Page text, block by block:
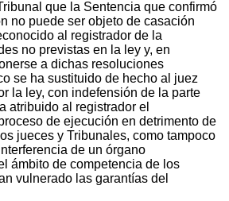
que la Sentencia que confirmó
no puede ser objeto de casación
al registrador de la
no previstas en la ley y, en
a dichas resoluciones
se ha sustituido de hecho al juez
la ley, con indefensión de la parte
atribuido al registrador el
de ejecución en detrimento de
jueces y Tribunales, como tampoco
de un órgano
ámbito de competencia de los
vulnerado las garantías del